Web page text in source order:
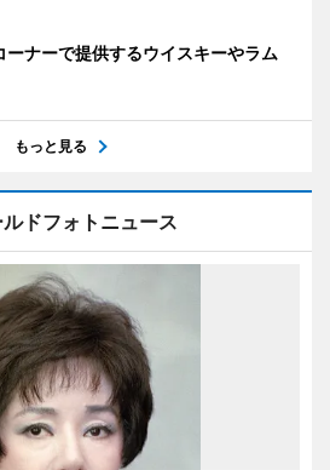
ーナーで提供するウイスキーやラム
もっと見る
ルドフォトニュース